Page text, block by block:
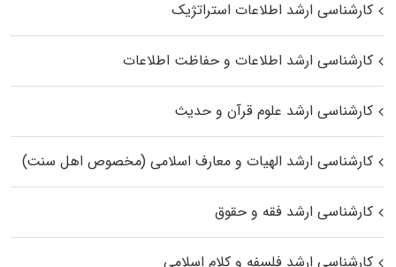
کارشناسی ارشد اطلاعات استراتژیک
کارشناسی ارشد اطلاعات و حفاظت اطلاعات
کارشناسی ارشد علوم قرآن و حدیث
کارشناسی ارشد الهیات و معارف اسلامی (مخصوص اهل سنت)
کارشناسی ارشد فقه و حقوق
کارشناسی ارشد فلسفه و کلام اسلامی